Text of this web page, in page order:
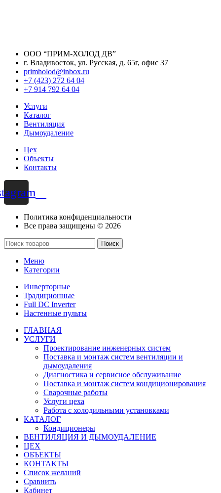
ООО “ПРИМ-ХОЛОД ДВ”
г. Владивосток, ул. Русская, д. 65г, офис 37
primholod@inbox.ru
+7 (423) 272 64 04
+7 914 792 64 04
Услуги
Каталог
Вентиляция
Дымоудаление
Цех
Объекты
Контакты
Политика конфиденциальности
Все права защищены © 2026
Поиск
Меню
Категории
Инверторные
Традиционные
Full DC Inverter
Настенные пульты
ГЛАВНАЯ
УСЛУГИ
Проектирование инженерных систем
Поставка и монтаж систем вентиляции и
дымоудаления
Диагностика и сервисное обслуживание
Поставка и монтаж систем кондиционирования
Сварочные работы
Услуги цеха
Работа с холодильными установками
КАТАЛОГ
Кондиционеры
ВЕНТИЛЯЦИЯ И ДЫМОУДАЛЕНИЕ
ЦЕХ
ОБЪЕКТЫ
КОНТАКТЫ
Список желаний
Сравнить
Кабинет